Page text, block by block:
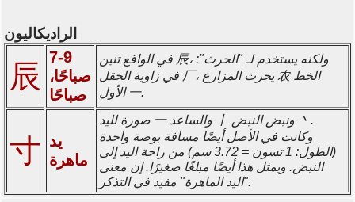
الراديكاليون
辰
7-9
صباحًا،
صباحًا
في الواقع تنين 辰، ولكنه يستخدم لـ "الحرث":
في زاوية الحقل 厂، يحرث المزارع 农 الخط
الأول 一.
寸 يد
ماهرة
صورة لليد 一 والساعد 丨 ونبض النبض 丶.
وكانت في الأصل أيضًا مسافة بوصة واحدة
(الطول: 1 تسون = 3.72 سم) من راحة اليد إلى
النبض. ويمثل هذا أيضًا مبلغًا صغيرًا. إن معنى
"اليد الماهرة" مفيد في التذكر.